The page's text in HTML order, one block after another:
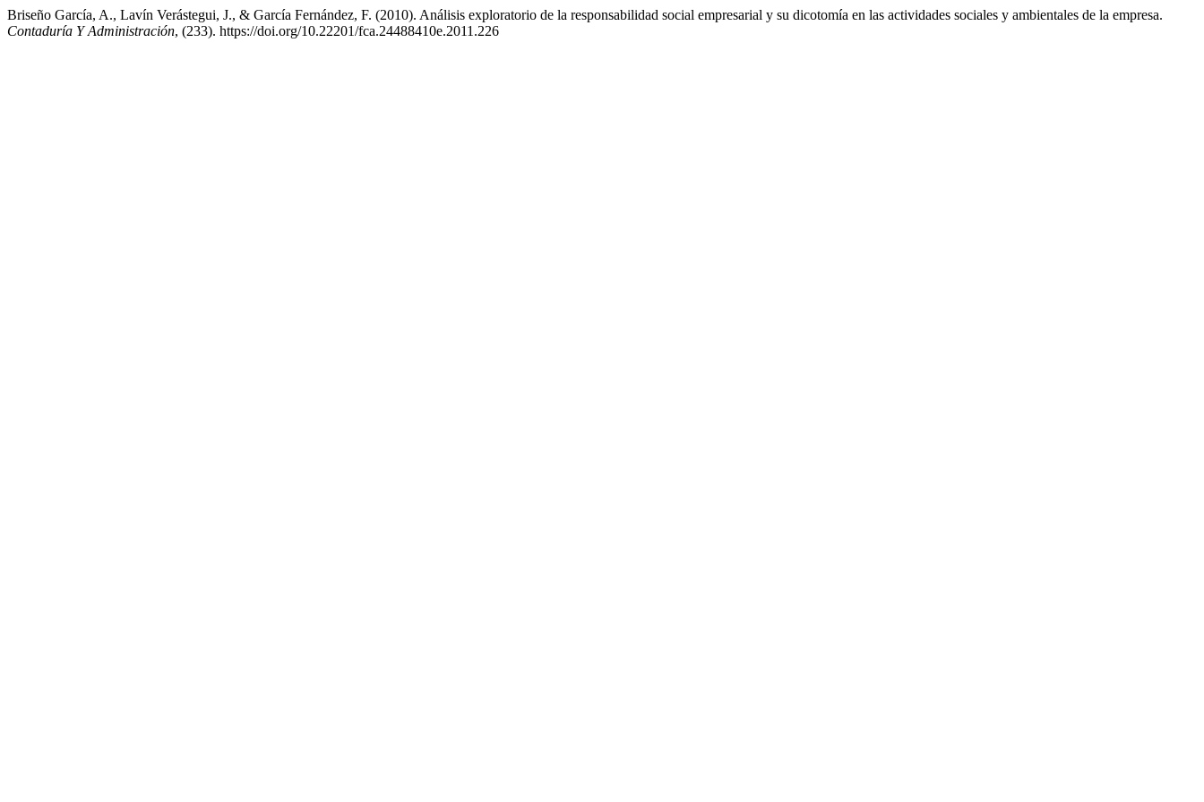
Briseño García, A., Lavín Verástegui, J., & García Fernández, F. (2010). Análisis exploratorio de la responsabilidad social empresarial y su dicotomía en las actividades sociales y ambientales de la empresa.
Contaduría Y Administración, (233). https://doi.org/10.22201/fca.24488410e.2011.226